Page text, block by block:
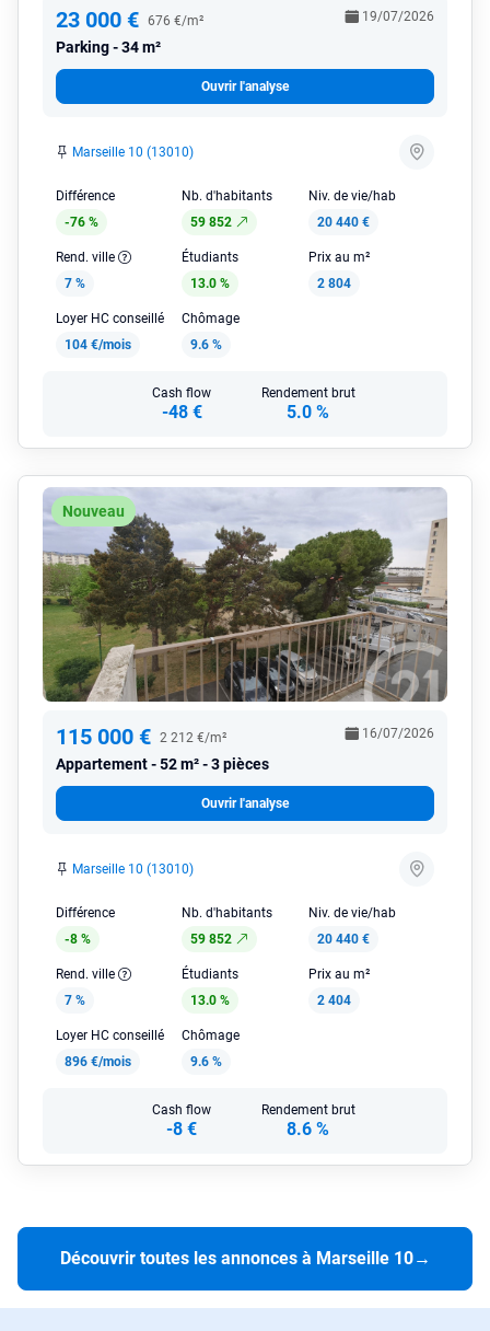
23 000 € 676 €/m²
Parking 34 m²
19/07/2026
Ouvrir l'analyse
Marseille 10 (13010)
Différence
-76 %
Nb. d'habitants
59 852
Niv. de vie/hab
20 440 €
Rend. ville
7 %
Étudiants
13.0 %
Prix au m²
2 804
Loyer HC conseillé
104 €/mois
Chômage
9.6 %
Cash flow
-48 €
Rendement brut
5.0 %
Nouveau
115 000 € 2 212 €/m²
Appartement 52 m² - 3 pièces
16/07/2026
Ouvrir l'analyse
Marseille 10 (13010)
Différence
-8 %
Nb. d'habitants
59 852
Niv. de vie/hab
20 440 €
Rend. ville
7 %
Étudiants
13.0 %
Prix au m²
2 404
Loyer HC conseillé
896 €/mois
Chômage
9.6 %
Cash flow
-8 €
Rendement brut
8.6 %
Découvrir toutes les annonces à Marseille 10→